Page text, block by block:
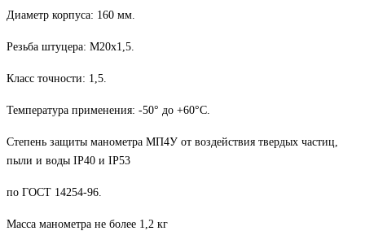
Диаметр корпуса: 160 мм.
Резьба штуцера: М20х1,5.
Класс точности: 1,5.
Температура применения: -50° до +60°С.
Степень защиты манометра МП4У от воздействия твердых частиц,
пыли и воды IP40 и IP53
по ГОСТ 14254-96.
Масса манометра не более 1,2 кг